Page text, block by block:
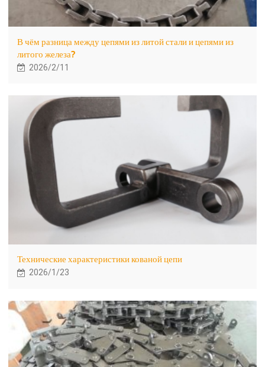
В чём разница между цепями из литой стали и цепями из
литого железа?
2026/2/11
Технические характеристики кованой цепи
2026/1/23